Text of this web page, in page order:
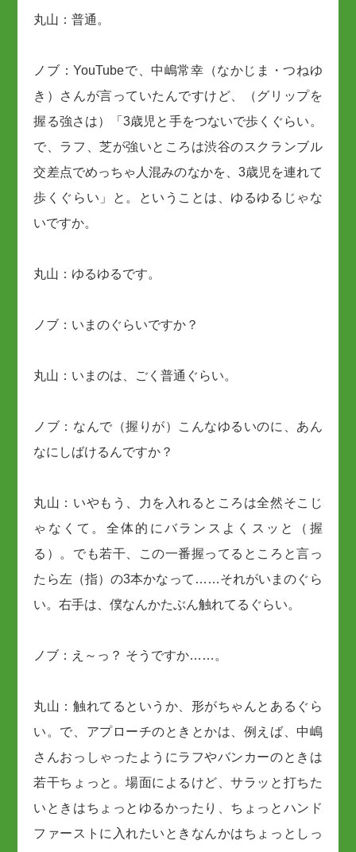
丸山：普通。
ノブ：YouTubeで、中嶋常幸（なかじま・つねゆ
き）さんが言っていたんですけど、（グリップを
握る強さは）「3歳児と手をつないで歩くぐらい。
で、ラフ、芝が強いところは渋谷のスクランブル
交差点でめっちゃ人混みのなかを、3歳児を連れて
歩くぐらい」と。ということは、ゆるゆるじゃな
いですか。
丸山：ゆるゆるです。
ノブ：いまのぐらいですか？
丸山：いまのは、ごく普通ぐらい。
ノブ：なんで（握りが）こんなゆるいのに、あん
なにしばけるんですか？
丸山：いやもう、力を入れるところは全然そこじ
ゃなくて。全体的にバランスよくスッと（握
る）。でも若干、この一番握ってるところと言っ
たら左（指）の3本かなって……それがいまのぐら
い。右手は、僕なんかたぶん触れてるぐらい。
ノブ：え～っ？ そうですか……。
丸山：触れてるというか、形がちゃんとあるぐら
い。で、アプローチのときとかは、例えば、中嶋
さんおっしゃったようにラフやバンカーのときは
若干ちょっと。場面によるけど、サラッと打ちた
いときはちょっとゆるかったり、ちょっとハンド
ファーストに入れたいときなんかはちょっとしっ